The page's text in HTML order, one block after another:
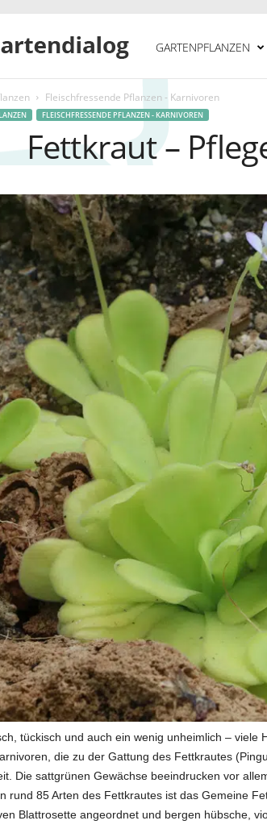
a
d
a
o
g
.
GARTENPFLANZEN
Fleischfressende Pflanzen - Karnivoren
FLEISCHFRESSENDE PFLANZEN - KARNIVOREN
Fettkraut –
tückisch und auch ein wenig unheimlich –
die zu der Gattung des Fettkrautes
Die sattgrünen Gewächse beeindrucken vor
rund 85 Arten des Fettkrautes ist das Gemeine
Blattrosette angeordnet und bergen hübsche,